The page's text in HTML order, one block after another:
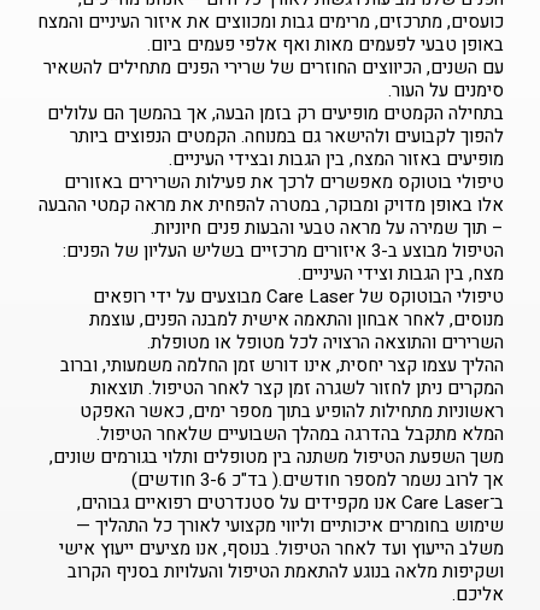
כועסים, מתרכזים, מרימים גבות ומכווצים את איזור העיניים והמצח
באופן טבעי לפעמים מאות ואף אלפי פעמים ביום.
עם השנים, הכיווצים החוזרים של שרירי הפנים מתחילים להשאיר
סימנים על העור.
בתחילה הקמטים מופיעים רק בזמן הבעה, אך בהמשך הם עלולים
להפוך לקבועים ולהישאר גם במנוחה. הקמטים הנפוצים ביותר
מופיעים באזור המצח, בין הגבות ובצידי העיניים.
טיפולי בוטוקס מאפשרים לרכך את פעילות השרירים באזורים
אלו באופן מדויק ומבוקר, במטרה להפחית את מראה קמטי ההבעה
– תוך שמירה על מראה טבעי והבעות פנים חיוניות.
הטיפול מבוצע ב-3 איזורים מרכזיים בשליש העליון של הפנים:
מצח, בין הגבות וצידי העיניים.
טיפולי הבוטוקס של Care Laser מבוצעים על ידי רופאים
מנוסים, לאחר אבחון והתאמה אישית למבנה הפנים, עוצמת
השרירים והתוצאה הרצויה לכל מטופל או מטופלת.
ההליך עצמו קצר יחסית, אינו דורש זמן החלמה משמעותי, וברוב
המקרים ניתן לחזור לשגרה זמן קצר לאחר הטיפול. תוצאות
ראשוניות מתחילות להופיע בתוך מספר ימים, כאשר האפקט
המלא מתקבל בהדרגה במהלך השבועיים שלאחר הטיפול.
משך השפעת הטיפול משתנה בין מטופלים ותלוי בגורמים שונים,
אך לרוב נשמר למספר חודשים.( בד"כ 3-6 חודשים)
ב־Care Laser אנו מקפידים על סטנדרטים רפואיים גבוהים,
שימוש בחומרים איכותיים וליווי מקצועי לאורך כל התהליך —
משלב הייעוץ ועד לאחר הטיפול. בנוסף, אנו מציעים ייעוץ אישי
ושקיפות מלאה בנוגע להתאמת הטיפול והעלויות בסניף הקרוב
אליכם.